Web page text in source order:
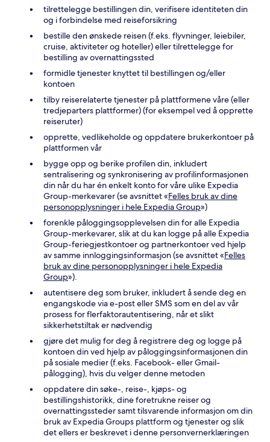
tilrettelegge bestillingen din, verifisere identiteten din
og i forbindelse med reiseforsikring
bestille den ønskede reisen (f.eks. flyvninger, leiebiler,
cruise, aktiviteter og hoteller) eller tilrettelegge for
bestilling av overnattingssted
formidle tjenester knyttet til bestillingen og/eller
kontoen
tilby reiserelaterte tjenester på plattformene våre (eller
tredjeparters plattformer) (for eksempel ved å opprette
reiseruter)
opprette, vedlikeholde og oppdatere brukerkontoer på
plattformen vår
bygge opp og berike profilen din, inkludert
sentralisering og synkronisering av profilinformasjonen
din når du har én enkelt konto for våre ulike Expedia
Group-merkevarer (se avsnittet «Felles bruk av dine
personopplysninger i hele Expedia Group»)
forenkle påloggingsopplevelsen din for alle Expedia
Group-merkevarer, slik at du kan logge på alle Expedia
Group-feriegjestkontoer og partnerkontoer ved hjelp
av samme innloggingsinformasjon (se avsnittet «Felles
bruk av dine personopplysninger i hele Expedia
Group»).
autentisere deg som bruker, inkludert å sende deg en
engangskode via e-post eller SMS som en del av vår
prosess for flerfaktorautentisering, når et slikt
sikkerhetstiltak er nødvendig
gjøre det mulig for deg å registrere deg og logge på
kontoen din ved hjelp av påloggingsinformasjonen din
på sosiale medier (f.eks. Facebook- eller Gmail-
pålogging), hvis du velger denne metoden
oppdatere din søke-, reise-, kjøps- og
bestillingshistorikk, dine foretrukne reiser og
overnattingssteder samt tilsvarende informasjon om din
bruk av Expedia Groups plattform og tjenester og slik
det ellers er beskrevet i denne personvernerklæringen